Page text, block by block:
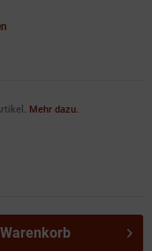
Mehr dazu.
Warenkorb